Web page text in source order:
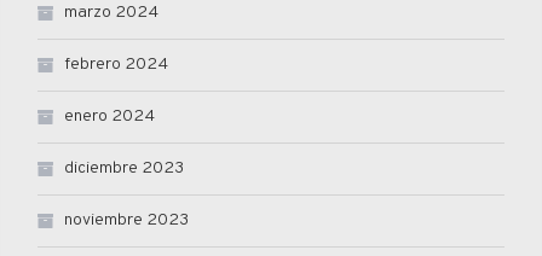
marzo 2024
febrero 2024
enero 2024
diciembre 2023
noviembre 2023